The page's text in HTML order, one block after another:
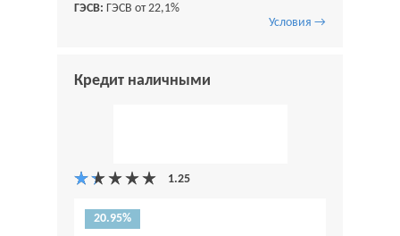
ГЭСВ: ГЭСВ от 22,1%
Условия →
Кредит наличными
20.95%